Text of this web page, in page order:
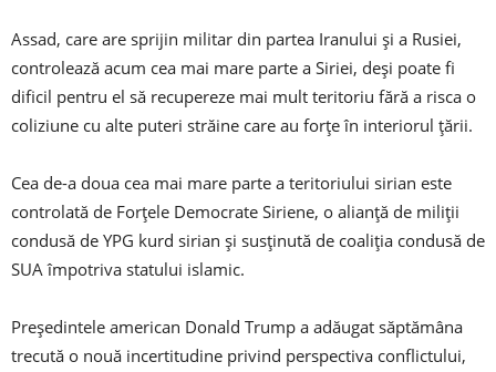
Assad, care are sprijin militar din partea Iranului și a Rusiei,
controlează acum cea mai mare parte a Siriei, deși poate fi
dificil pentru el să recupereze mai mult teritoriu fără a risca o
coliziune cu alte puteri străine care au forțe în interiorul țării.
Cea de-a doua cea mai mare parte a teritoriului sirian este
controlată de Forțele Democrate Siriene, o alianță de miliții
condusă de YPG kurd sirian și susținută de coaliția condusă de
SUA împotriva statului islamic.
Președintele american Donald Trump a adăugat săptămâna
trecută o nouă incertitudine privind perspectiva conflictului,